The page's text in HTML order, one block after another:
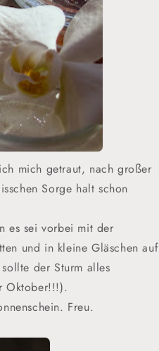
mich getraut, nach großer
Sorge halt schon
es sei vorbei mit der
und in kleine Gläschen auf
der Sturm alles
Oktober!!!).
Freu.